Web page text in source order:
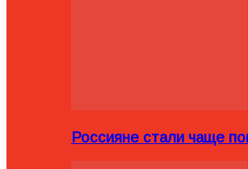
Россияне стали чаще